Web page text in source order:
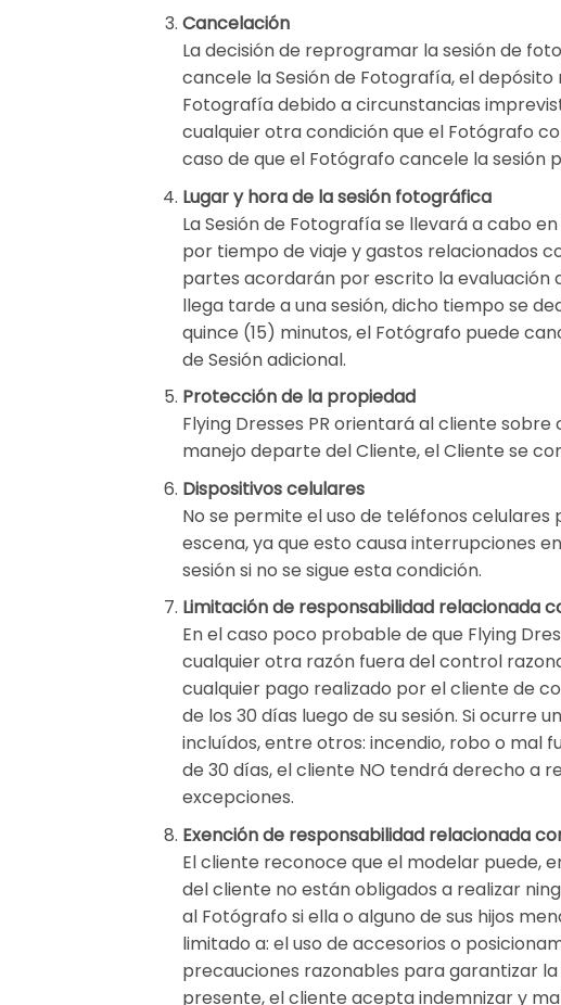
Cancelación
La decisión de reprogramar la sesión de
cancele la Sesión de Fotografía, el
Fotografía debido a circunstancias
cualquier otra condición que el Fotógrafo
caso de que el Fotógrafo cancele la
Lugar y hora de la sesión fotográfica
La Sesión de Fotografía se llevará a cabo
por tiempo de viaje y gastos relacionados
partes acordarán por escrito la evaluación
llega tarde a una sesión, dicho tiempo se
quince (15) minutos, el Fotógrafo puede
de Sesión adicional.
Protección de la propiedad
Flying Dresses PR orientará al cliente
manejo departe del Cliente, el Cliente se
Dispositivos celulares
No se permite el uso de teléfonos
escena, ya que esto causa interrupciones
sesión si no se sigue esta condición.
Limitación de responsabilidad relacionada
En el caso poco probable de que Flying
cualquier otra razón fuera del control
cualquier pago realizado por el cliente de
de los 30 días luego de su sesión. Si
incluídos, entre otros: incendio, robo o mal
de 30 días, el cliente NO tendrá derecho a
excepciones.
Exención de responsabilidad relacionada
El cliente reconoce que el modelar puede,
del cliente no están obligados a realizar
al Fotógrafo si ella o alguno de sus hijos
limitado a: el uso de accesorios o
precauciones razonables para garantizar
presente, el cliente acepta indemnizar y